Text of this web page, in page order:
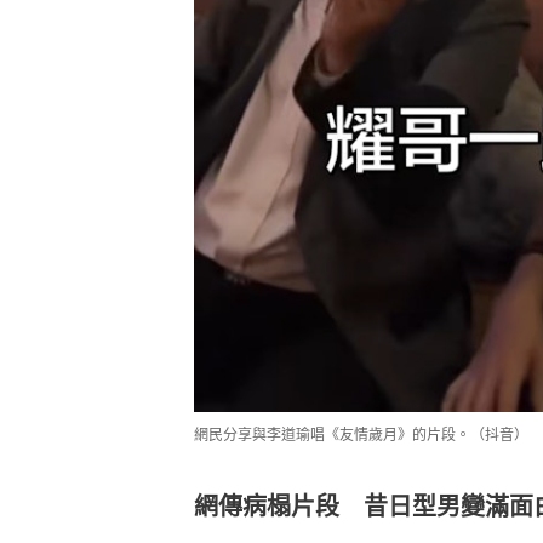
網民分享與李道瑜唱《友情歲月》的片段。（抖音）
網傳病榻片段 昔日型男變滿面